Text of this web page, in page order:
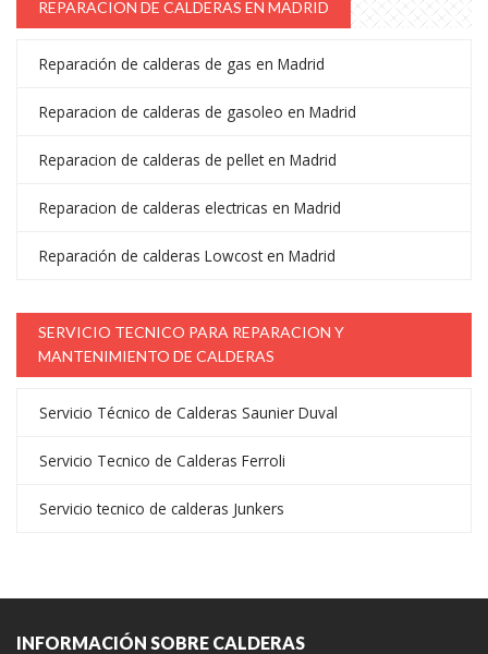
REPARACION DE CALDERAS EN MADRID
Reparación de calderas de gas en Madrid
Reparacion de calderas de gasoleo en Madrid
Reparacion de calderas de pellet en Madrid
Reparacion de calderas electricas en Madrid
Reparación de calderas Lowcost en Madrid
SERVICIO TECNICO PARA REPARACION Y
MANTENIMIENTO DE CALDERAS
Servicio Técnico de Calderas Saunier Duval
Servicio Tecnico de Calderas Ferroli
Servicio tecnico de calderas Junkers
INFORMACIÓN SOBRE CALDERAS